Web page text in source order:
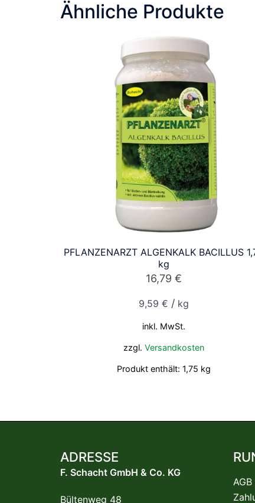
Ähnliche Produkte
PFLANZENARZT ALGENKALK BACILLUS
kg
16,79€
9,59€ / kg
inkl. MwSt.
zzgl.Versandkosten
Produkt enthält: 1,75 kg
ADRESSE
F. Schacht GmbH & Co. KG
Bültenweg 48
AGB